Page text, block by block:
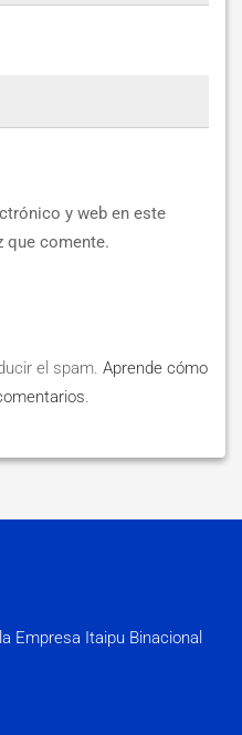
y web en este
que comente.
el spam. Aprende cómo
.
Empresa Itaipu Binacional